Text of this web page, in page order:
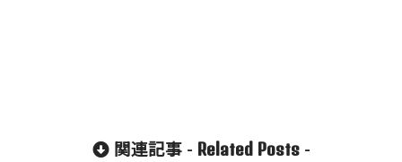
関連記事 - Related Posts-